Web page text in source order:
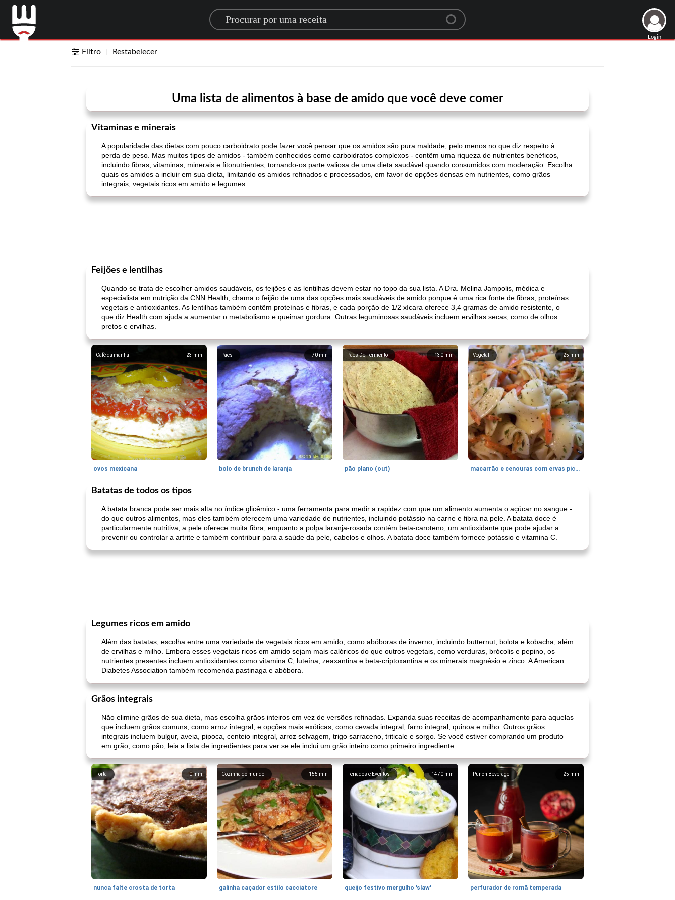
Search for a recipe
Login
Filtro Restabelecer
Uma lista de alimentos à base de amido que você deve comer
Vitaminas e minerais
A popularidade das dietas com pouco carboidrato pode fazer você pensar que os amidos são pura maldade, pelo menos no que diz respeito à
perda de peso. Mas muitos tipos de amidos - também conhecidos como carboidratos complexos - contêm uma riqueza de nutrientes benéficos,
incluindo fibras, vitaminas, minerais e fitonutrientes, tornando-os parte valiosa de uma dieta saudável quando consumidos com moderação. Escolha
quais os amidos a incluir em sua dieta, limitando os amidos refinados e processados, em favor de opções densas em nutrientes, como grãos
integrais, vegetais ricos em amido e legumes.
Feijões e lentilhas
Quando se trata de escolher amidos saudáveis, os feijões e as lentilhas devem estar no topo da sua lista. A Dra. Melina Jampolis, médica e
especialista em nutrição da CNN Health, chama o feijão de uma das opções mais saudáveis ​​de amido porque é uma rica fonte de fibras, proteínas
vegetais e antioxidantes. As lentilhas também contêm proteínas e fibras, e cada porção de 1/2 xícara oferece 3,4 gramas de amido resistente, o
que diz Health.com ajuda a aumentar o metabolismo e queimar gordura. Outras leguminosas saudáveis ​​incluem ervilhas secas, como de olhos
pretos e ervilhas.
23 min
Café da manhã
ovos mexicana
70 min
Pães
bolo de brunch de laranja
130 min
Pães De Fermento
pão plano (out)
25 min
Vegetal
macarrão e cenouras com ervas picadas
Batatas de todos os tipos
A batata branca pode ser mais alta no índice glicêmico - uma ferramenta para medir a rapidez com que um alimento aumenta o açúcar no sangue -
do que outros alimentos, mas eles também oferecem uma variedade de nutrientes, incluindo potássio na carne e fibra na pele. A batata doce é
particularmente nutritiva; a pele oferece muita fibra, enquanto a polpa laranja-rosada contém beta-caroteno, um antioxidante que pode ajudar a
prevenir ou controlar a artrite e também contribuir para a saúde da pele, cabelos e olhos. A batata doce também fornece potássio e vitamina C.
Legumes ricos em amido
Além das batatas, escolha entre uma variedade de vegetais ricos em amido, como abóboras de inverno, incluindo butternut, bolota e kobacha, além
de ervilhas e milho. Embora esses vegetais ricos em amido sejam mais calóricos do que outros vegetais, como verduras, brócolis e pepino, os
nutrientes presentes incluem antioxidantes como vitamina C, luteína, zeaxantina e beta-criptoxantina e os minerais magnésio e zinco. A American
Diabetes Association também recomenda pastinaga e abóbora.
Grãos integrais
Não elimine grãos de sua dieta, mas escolha grãos inteiros em vez de versões refinadas. Expanda suas receitas de acompanhamento para aquelas
que incluem grãos comuns, como arroz integral, e opções mais exóticas, como cevada integral, farro integral, quinoa e milho. Outros grãos
integrais incluem bulgur, aveia, pipoca, centeio integral, arroz selvagem, trigo sarraceno, triticale e sorgo. Se você estiver comprando um produto
em grão, como pão, leia a lista de ingredientes para ver se ele inclui um grão inteiro como primeiro ingrediente.
0min
Torta
nunca falte crosta de torta
155 min
Cozinha do mundo
galinha caçador estilo cacciatore
1470 min
Feriados e Eventos
queijo festivo mergulho 'slaw'
25 min
Punch Beverage
perfurador de romã temperada